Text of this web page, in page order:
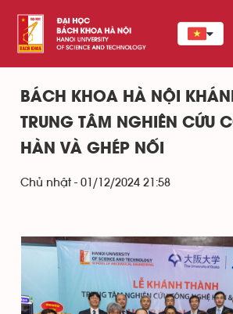
BÁCH KHOA HÀ NỘI
TRUNG TÂM NGHIÊN CỨU
HÀN VÀ GHÉP NỐI
Chủ nhật - 01/12/2024 21:58